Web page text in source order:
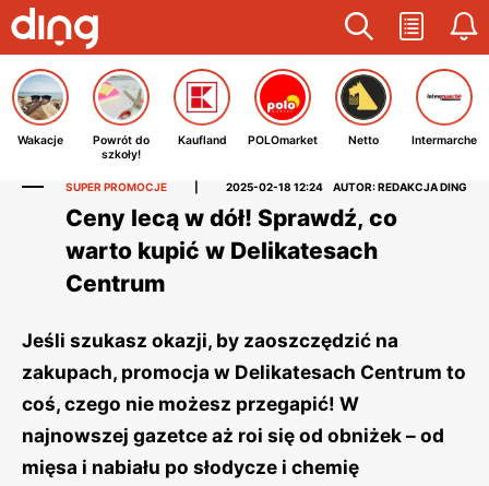
Wakacje
Powrót do
szkoły!
Kaufland POLOmarket Netto Intermarche
SUPER PROMOCJE 2025-02-18 12:24 AUTOR: REDAKCJA DING
Ceny lecą w dół! Sprawdź, co
warto kupić w Delikatesach
Centrum
Jeśli szukasz okazji, by zaoszczędzić na
zakupach, promocja w Delikatesach Centrum to
coś, czego nie możesz przegapić! W
najnowszej gazetce aż roi się od obniżek – od
mięsa i nabiału po słodycze i chemię